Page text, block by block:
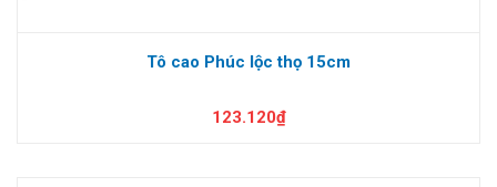
Tô cao Phúc lộc thọ 15cm
123.120₫